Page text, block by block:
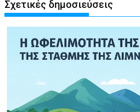
Σχετικές δημοσιεύσεις